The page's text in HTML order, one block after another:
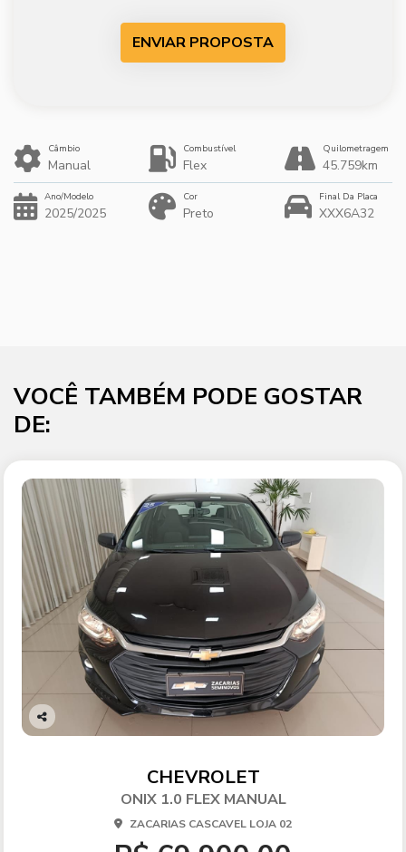
ENVIAR PROPOSTA
Câmbio
Manual
Combustível
Flex
Quilometragem
45.759km
Ano/Modelo
2025/2025
Cor
Preto
Final Da Placa
XXX6A32
VOCÊ TAMBÉM PODE GOSTAR
DE:
Co
CHEVROLET
ONIX 1.0 FLEX MANUAL
ZACARIAS CASCAVEL LOJA 02